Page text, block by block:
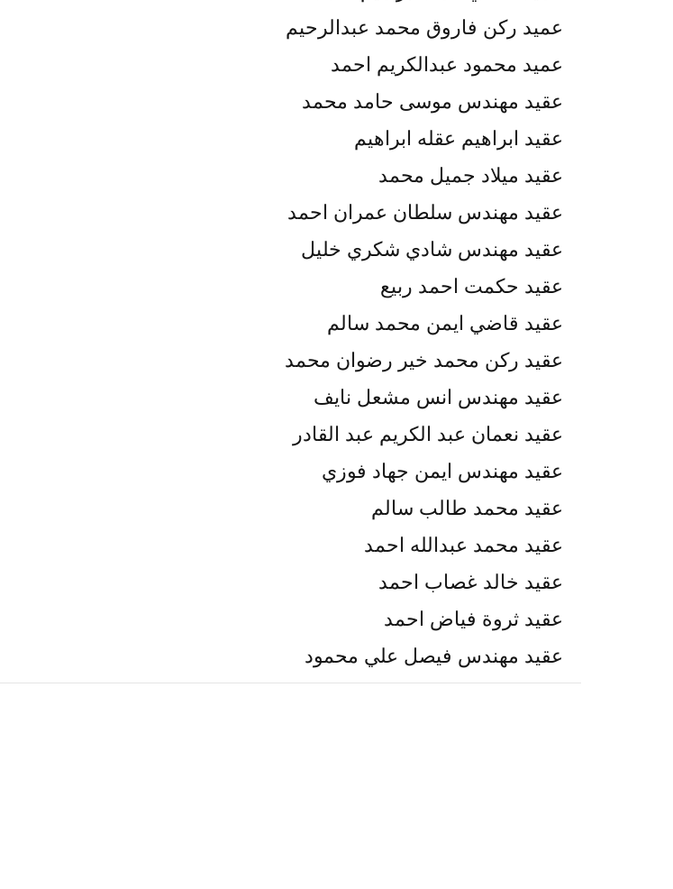
عميد ركن فاروق محمد عبدالرحيم
عميد محمود عبدالكريم احمد
عقيد مهندس موسى حامد محمد
عقيد ابراهيم عقله ابراهيم
عقيد ميلاد جميل محمد
عقيد مهندس سلطان عمران احمد
عقيد مهندس شادي شكري خليل
عقيد حكمت احمد ربيع
عقيد قاضي ايمن محمد سالم
عقيد ركن محمد خير رضوان محمد
عقيد مهندس انس مشعل نايف
عقيد نعمان عبد الكريم عبد القادر
عقيد مهندس ايمن جهاد فوزي
عقيد محمد طالب سالم
عقيد محمد عبدالله احمد
عقيد خالد غصاب احمد
عقيد ثروة فياض احمد
عقيد مهندس فيصل علي محمود